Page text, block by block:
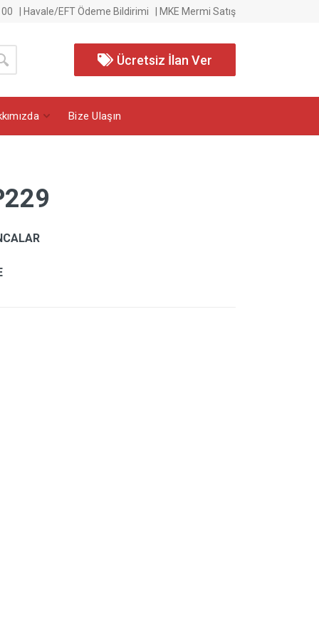
Havale/EFT Ödeme Bildirimi MKE Mermi Satış
Ücretsiz İlan Ver
Bize Ulaşın